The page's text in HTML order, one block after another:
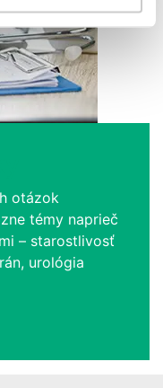
otázok
témy naprieč
– starostlivosť
urológia